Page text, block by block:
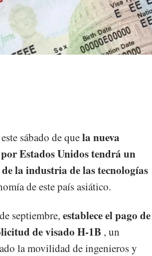
sábado de quela nueva
Estados Unidos tendrá un
la industria de las tecnologías
de este país asiático.
septiembre, establece el pago de
de visado H-1B , un
la movilidad de ingenieros y